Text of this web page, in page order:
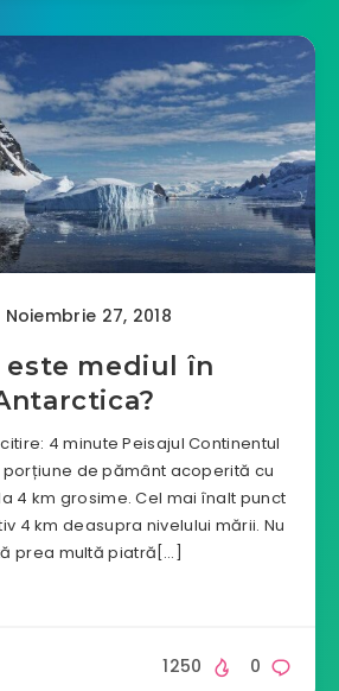
Noiembrie 27, 2018
este mediul în
4 minute Peisajul Continentul
de pământ acoperită cu
4 km grosime. Cel mai înalt punct
4 km deasupra nivelului mării. Nu
prea multă piatră[…]
0
1250